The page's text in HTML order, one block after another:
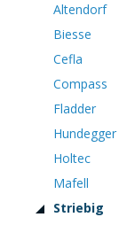
Altendorf
Biesse
Cefla
Compass
Fladder
Hundegger
Holtec
Mafell
Striebig